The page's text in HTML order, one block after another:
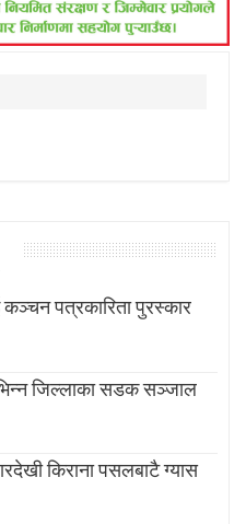
कञ्चन पत्रकारिता पुरस्कार
जिल्लाका सडक सञ्जाल
किराना पसलबाटै ग्यास